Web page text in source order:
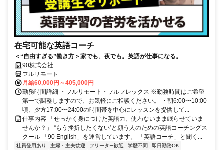
在宅可能な英語コーチ
＜“自由すぎる”働き方＞家でも、夜でも。英語が仕事になる。
90株式会社
フルリモート
月給60,000円～405,000円
勤務時間詳細 ・フルリモート・フルフレックス ※勤務時間はご希望
第一で調整しますので、お気軽にご相談ください。 ・朝6:00〜10:00
頃、夕方17:00〜24:00の時間帯を中心にレッスンを提供して...
仕事内容 「せっかく身につけた英語力、使わないまま眠らせていま
せんか？」 “もう挫折したくない”と願う人のための英語コーチングス
クール 「90 English」を運営しています。 「英語コーチ」と聞く...
社員登用あり 主婦・主夫歓迎 フリーター歓迎 学歴不問
即日勤務OK